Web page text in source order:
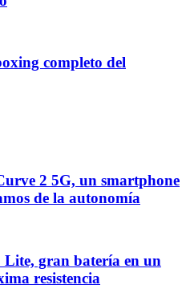
completo del
2 5G, un smartphone
de la autonomía
gran batería en un
resistencia